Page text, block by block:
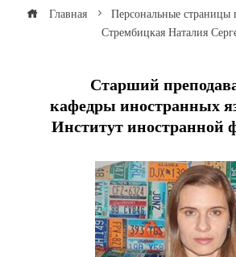
Главная
Персональные страницы
Стрембицкая Наталия
Старший
кафедры иностранных
Институт иностранной